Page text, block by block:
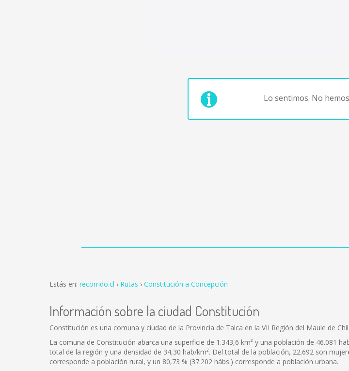
Lo sentimos. No
Estás en: recorrido.cl Rutas Constitución a Concepción
Información sobre la ciudad Constitución
Constitución es una comuna y ciudad de la Provincia de Talca en la VII Región del Maule de
La comuna de Constitución abarca una superficie de 1.343,6 km² y una población de 46.081
total de la región y una densidad de 34,30 hab/km². Del total de la población, 22.692 son
corresponde a población rural, y un 80,73 % (37.202 hábs.) corresponde a población urbana.